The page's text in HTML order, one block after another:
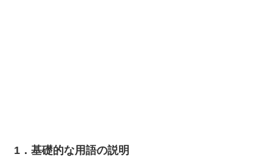
1．基礎的な用語の説明